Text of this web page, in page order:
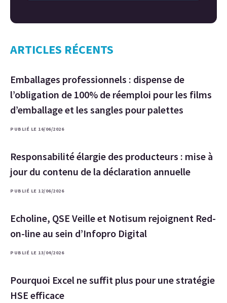
ARTICLES RÉCENTS
Emballages professionnels : dispense de
l’obligation de 100% de réemploi pour les films
d’emballage et les sangles pour palettes
PUBLIÉ LE 16/06/2026
Responsabilité élargie des producteurs : mise à
jour du contenu de la déclaration annuelle
PUBLIÉ LE 12/06/2026
Echoline, QSE Veille et Notisum rejoignent Red-
on-line au sein d’Infopro Digital
PUBLIÉ LE 13/04/2026
Pourquoi Excel ne suffit plus pour une stratégie
HSE efficace